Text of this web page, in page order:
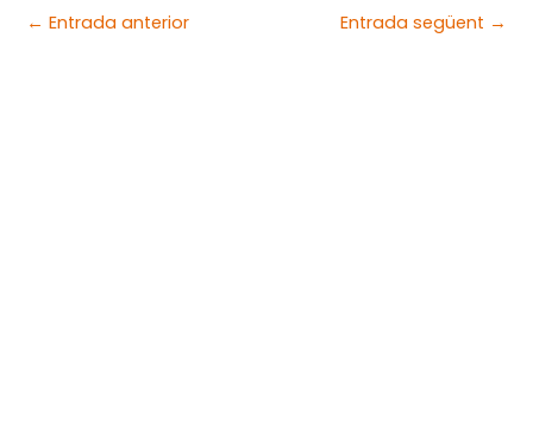
← Entrada anterior Entrada següent →